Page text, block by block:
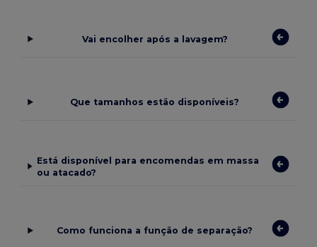
Vai encolher após a lavagem?
Que tamanhos estão disponíveis?
Está disponível para encomendas em massa
ou atacado?
Como funciona a função de separação?